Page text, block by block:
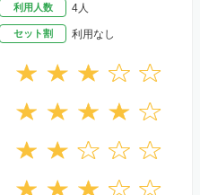
利用人数 4人
セット割 利用なし